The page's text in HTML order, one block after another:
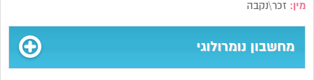
מין: זכר\נקבה
מחשבון נומרולוגי